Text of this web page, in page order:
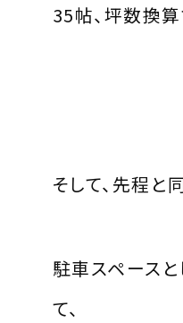
35帖、坪数換
そして、先程と
駐車スペース
て、